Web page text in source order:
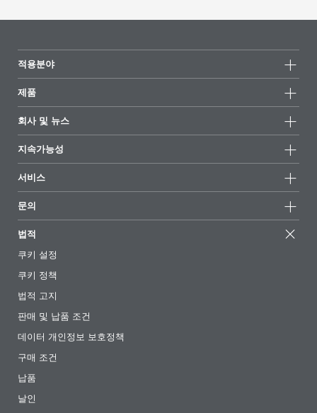
적용분야
제품
모든제품
하이라이트
회사 및 뉴스
뉴스
언론 및 미디어
소재지 및 판매점
전시회 및 이벤트
지속가능성
지속가능한 제품
성공 사례
EcoVadis
인증서
서비스
추천 배합
기사
전자책
규제 현황
첨가제 안내 앱
동영상
다운로드
문의
법적
쿠키 설정
쿠키 정책
법적 고지
판매 및 납품 조건
데이터 개인정보 보호정책
구매 조건
납품
날인